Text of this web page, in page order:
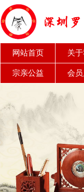
网站首页 关
宗亲公益 会